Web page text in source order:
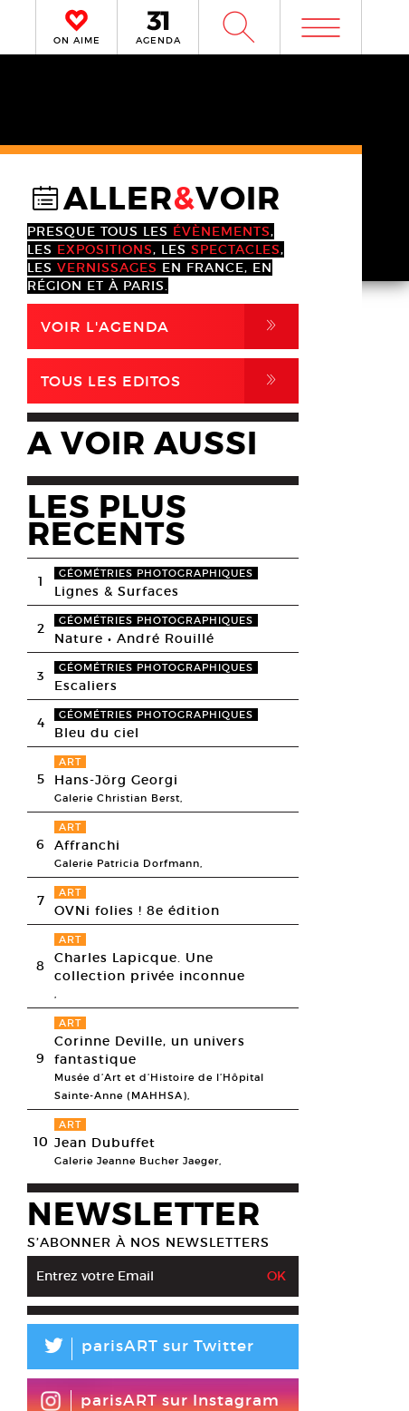
ON AIME AGENDA W m
@ALLER&VOIR
PRESQUE TOUS LES ÉVÈNEMENTS,
LES EXPOSITIONS, LES SPECTACLES,
LES VERNISSAGES EN FRANCE, EN
RÉGION ET À PARIS.
VOIR L'AGENDA ,
TOUS LES EDITOS ,
A VOIR AUSSI
LES PLUS
RECENTS
1 GÉOMÉTRIES PHOTOGRAPHIQUES
Lignes & Surfaces
2 GÉOMÉTRIES PHOTOGRAPHIQUES
Nature • André Rouillé
3 GÉOMÉTRIES PHOTOGRAPHIQUES
Escaliers
4 GÉOMÉTRIES PHOTOGRAPHIQUES
Bleu du ciel
5
ART
Hans-Jörg Georgi
Galerie Christian Berst,
6
ART
Affranchi
Galerie Patricia Dorfmann,
7 ART
OVNi folies ! 8e édition
8
ART
Charles Lapicque. Une
collection privée inconnue
,
9
ART
Corinne Deville, un univers
fantastique
Musée d’Art et d’Histoire de l’Hôpital
Sainte-Anne (MAHHSA),
10
ART
Jean Dubuffet
Galerie Jeanne Bucher Jaeger,
NEWSLETTER
S’ABONNER À NOS NEWSLETTERS
L parisART sur Twitter
parisART sur Instagram